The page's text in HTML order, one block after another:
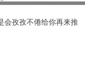
会孜孜不倦给你再来推